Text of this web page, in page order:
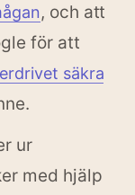
, och att
för att
säkra
ur
med hjälp